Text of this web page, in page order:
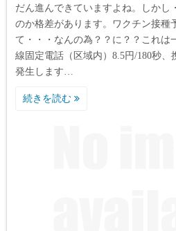
だん進んできていますよね。しかし
のか格差があります。ワクチン接種
て・・・なんの為？？に？？これは
線固定電話（区域内）8.5円/180秒、
発生します…
続きを読む